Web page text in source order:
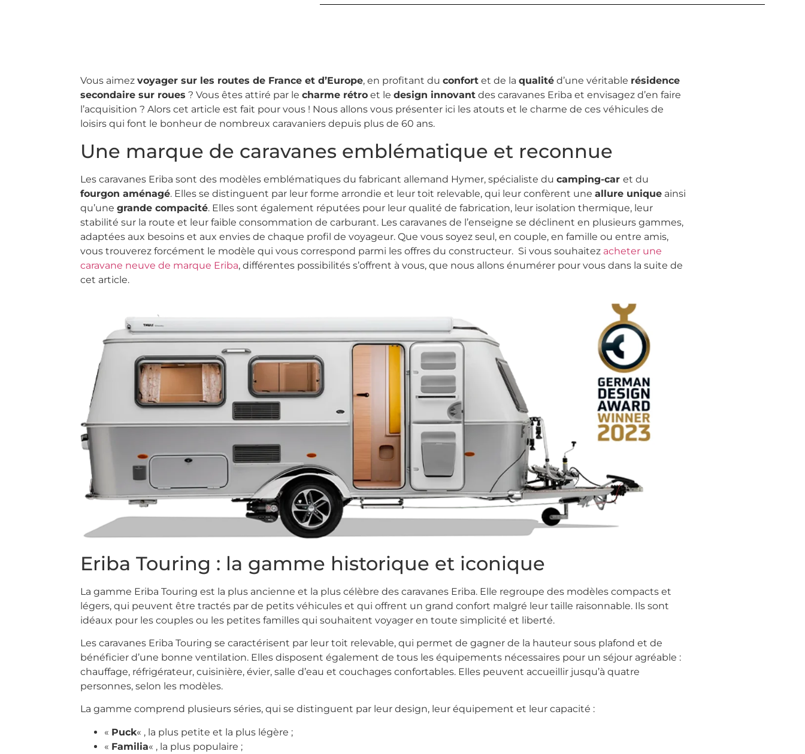
Vous aimezvoyager sur les routes de France et d’Europe, en profitant duconfort et de laqualité d’une véritable résidence
secondaire sur roues ? Vous êtes attiré par lecharme rétro et ledesign innovant des caravanes Eriba et envisagez d’en faire
l’acquisition ? Alors cet article est fait pour vous ! Nous allons vous présenter ici les atouts et le charme de ces véhicules de
loisirs qui font le bonheur de nombreux caravaniers depuis plus de 60 ans.
Une marque de caravanes emblématique et reconnue
Les caravanes Eriba sont des modèles emblématiques du fabricant allemand Hymer, spécialiste ducamping-caret du
fourgon aménagé. Elles se distinguent par leur forme arrondie et leur toit relevable, qui leur confèrent uneallure unique ainsi
qu’unegrande compacité. Elles sont également réputées pour leur qualité de fabrication, leur isolation thermique, leur
stabilité sur la route et leur faible consommation de carburant. Les caravanes de l’enseigne se déclinent en plusieurs gammes,
adaptées aux besoins et aux envies de chaque profil de voyageur. Que vous soyez seul, en couple, en famille ou entre amis,
vous trouverez forcément le modèle qui vous correspond parmi les offres du constructeur. Si vous souhaitez acheter une
caravane neuve de marque Eriba, différentes possibilités s’offrent à vous, que nous allons énumérer pour vous dans la suite de
cet article.
Eriba Touring : la gamme historique et iconique
La gamme Eriba Touring est la plus ancienne et la plus célèbre des caravanes Eriba. Elle regroupe des modèles compacts et
légers, qui peuvent être tractés par de petits véhicules et qui offrent un grand confort malgré leur taille raisonnable. Ils sont
idéaux pour les couples ou les petites familles qui souhaitent voyager en toute simplicité et liberté.
Les caravanes Eriba Touring se caractérisent par leur toit relevable, qui permet de gagner de la hauteur sous plafond et de
bénéficier d’une bonne ventilation. Elles disposent également de tous les équipements nécessaires pour un séjour agréable :
chauffage, réfrigérateur, cuisinière, évier, salle d’eau et couchages confortables. Elles peuvent accueillir jusqu’à quatre
personnes, selon les modèles.
La gamme comprend plusieurs séries, qui se distinguent par leur design, leur équipement et leur capacité :
« Puck« , la plus petite et la plus légère ;
« Familia« , la plus populaire ;